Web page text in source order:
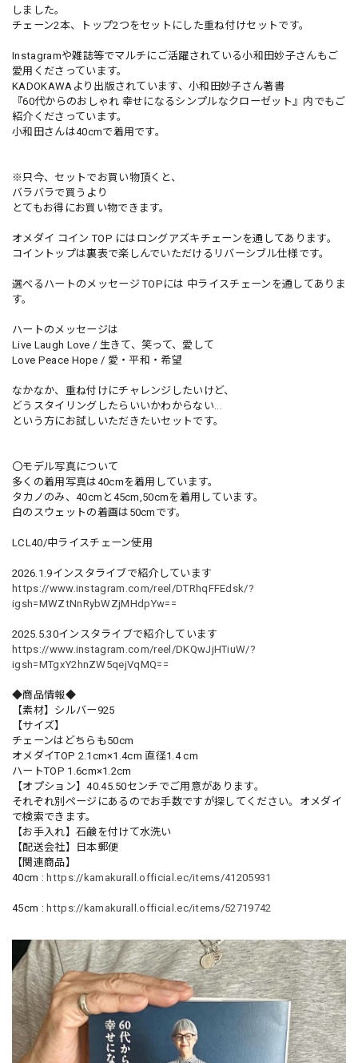
しました。
チェーン2本、トップ2つをセットにした重ね付けセットです。
Instagramや雑誌等でマルチにご活躍されている小和田妙子さんもご
愛用くださっています。
KADOKAWAより出版されています、小和田妙子さん著書
『60代からのおしゃれ 幸せになるシンプルなクローゼット』内でもご
紹介くださっています。
小和田さんは40cmで着用です。
※只今、セットでお買い物頂くと、
バラバラで買うより
とてもお得にお買い物できます。
オメダイ コイン TOP にはロングアズキチェーンを通してあります。
コイントップは裏表で楽しんでいただけるリバーシブル仕様です。
選べるハートのメッセージ TOPには 中ライスチェーンを通してありま
す。
ハートのメッセージは
Live Laugh Love / 生きて、笑って、愛して
Love Peace Hope / 愛・平和・希望
なかなか、重ね付けにチャレンジしたいけど、
どうスタイリングしたらいいかわからない...
という方にお試しいただきたいセットです。
〇モデル写真について
多くの着用写真は40cmを着用しています。
タカノのみ、40cmと45cm,50cmを着用しています。
白のスウェットの着画は50cmです。
LCL40/中ライスチェーン使用
2026.1.9インスタライブで紹介しています
https://www.instagram.com/reel/DTRhqFFEdsk/?
igsh=MWZtNnRybWZjMHdpYw==
2025.5.30インスタライブで紹介しています
https://www.instagram.com/reel/DKQwJjHTiuW/?
igsh=MTgxY2hnZW5qejVqMQ==
◆商品情報◆
【素材】シルバー925
【サイズ】
チェーンはどちらも50cm
オメダイTOP 2.1cm×1.4cm 直径1.4 cm
ハートTOP 1.6cm×1.2cm
【オプション】40.45.50センチでご用意があります。
それぞれ別ページにあるのでお手数ですが探してください。オメダイ
で検索できます。
【お手入れ】石鹸を付けて水洗い
【配送会社】日本郵便
【関連商品】
40cm : https://kamakurall.official.ec/items/41205931
45cm : https://kamakurall.official.ec/items/52719742